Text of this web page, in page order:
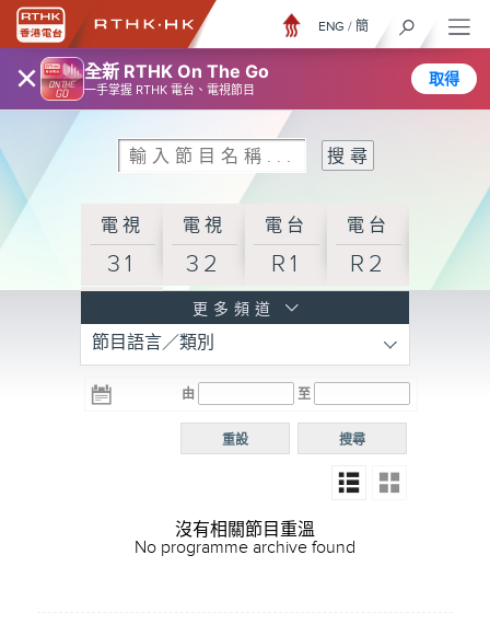
× 全新 RTHK On The Go
一手掌握 RTHK 電台、電視節目
取得
ENG / 簡
電視
31
電視
32
電台
R1
電台
R2
R3
電台 電台
R5
電台
普通
更多頻道
節目語言／類別
由 至
搜尋
重設
沒有相關節目重溫
No programme archive found